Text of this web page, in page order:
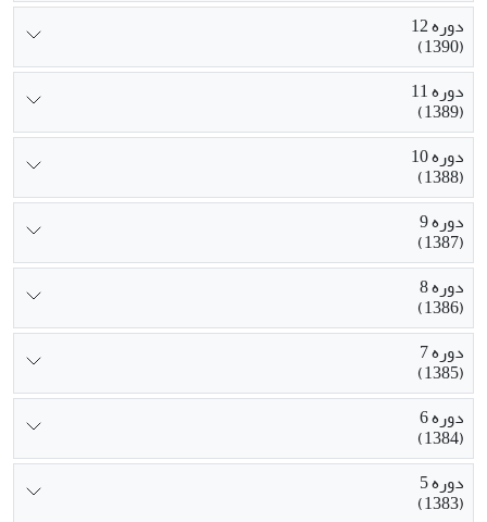
دوره 12
(1390)
دوره 11
(1389)
دوره 10
(1388)
دوره 9
(1387)
دوره 8
(1386)
دوره 7
(1385)
دوره 6
(1384)
دوره 5
(1383)